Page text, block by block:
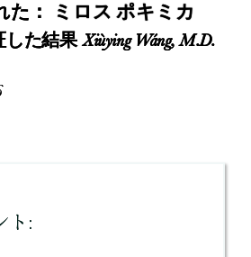
た： ミロス ポキミカ
た結果 Xiùying Wáng, M.D.
ト: